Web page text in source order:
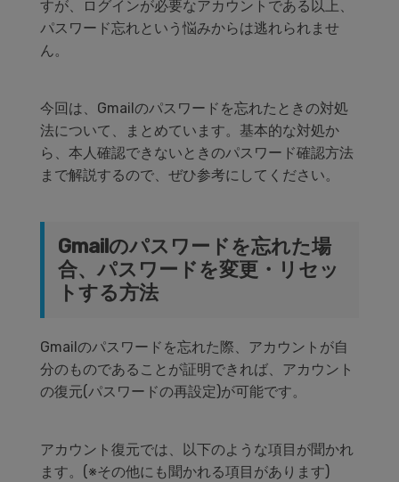
すが、ログインが必要なアカウントである以上、
パスワード忘れという悩みからは逃れられませ
ん。
今回は、 Gmailのパスワードを忘れたときの対処
法について、まとめています。 基本的な対処か
ら、本人確認できないときのパスワード確認方法
まで解説するので、ぜひ参考にしてください。
Gmailのパスワードを忘れた場
合、パスワードを変更・リセッ
トする方法
Gmailのパスワードを忘れた際、アカウントが自
分のものであることが証明できれば、アカウント
の復元(パスワードの再設定)が可能です。
アカウント復元では、以下のような項目が聞かれ
ます。 (※その他にも聞かれる項目があります)